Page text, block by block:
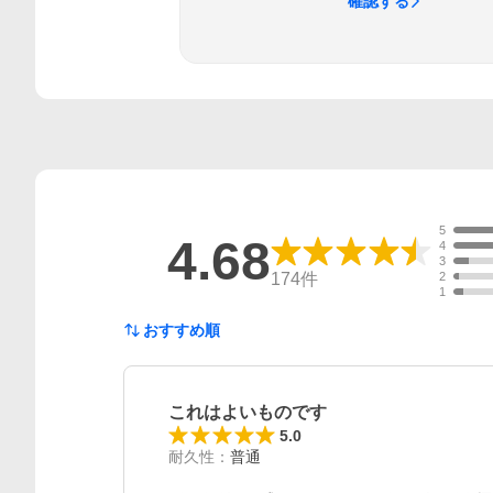
4.68174件
5
4
3
2
1
おすすめ順
これはよいものです
5.0
耐久性 ： 普通